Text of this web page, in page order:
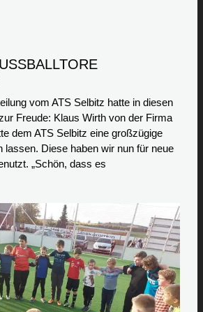
vom ATS Selbitz hatte in diesen
Freude: Klaus Wirth von der Firma
dem ATS Selbitz eine großzügige
lassen. Diese haben wir nun für neue
„Schön, dass es